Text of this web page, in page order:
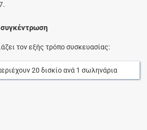
συγκέντρωση
τον εξής τρόπο συσκευασίας:
20 δισκίοανά 1 σωληνάρια